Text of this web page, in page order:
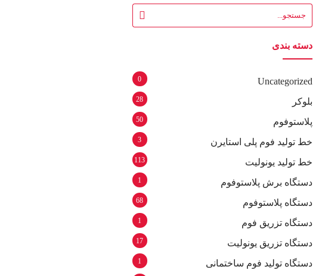
دسته بندی
Uncategorized
0
بلوکر 28
پلاستوفوم 50
خط تولید فوم پلی استایرن 3
خط تولید یونولیت 113
دستگاه برش پلاستوفوم 1
دستگاه پلاستوفوم 68
دستگاه تزریق فوم 1
دستگاه تزریق یونولیت 17
دستگاه تولید فوم ساختمانی 1